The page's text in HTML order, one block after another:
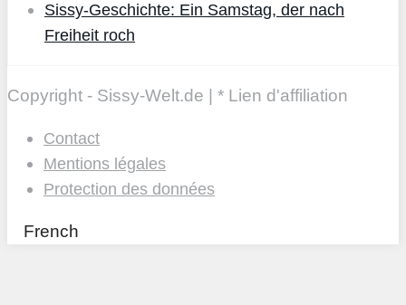
Sissy-Geschichte: Ein Samstag, der nach
Freiheit roch
Copyright - Sissy-Welt.de | * Lien d'affiliation
Contact
Mentions légales
Protection des données
French